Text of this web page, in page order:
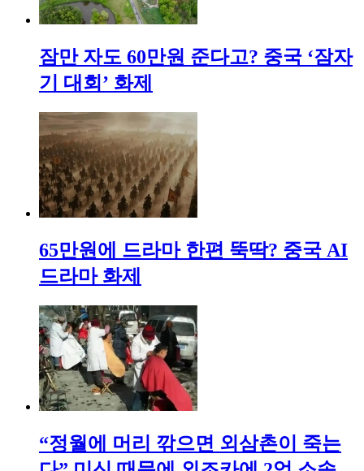
잠만 자도 60만원 준다고? 중국 ‘잠자
기 대회’ 화제
65만원에 드라마 한편 뚝딱? 중국 AI
드라마 화제
“정월에 머리 깎으면 외삼촌이 죽는